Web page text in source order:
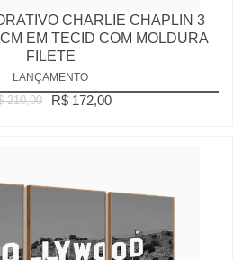
CHARLIE CHAPLIN 3
EM TECID COM MOLDURA
FILETE
LANÇAMENTO
210,00 R$ 172,00